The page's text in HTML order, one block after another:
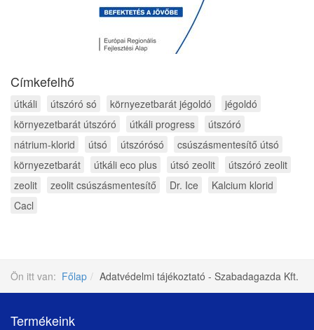
Címkefelhő
útkáli útszóró só környezetbarát jégoldó
jégoldó
környezetbarát útszóró
útkáli progress
útszóró
nátrium-klorid
útsó útszórósó
csúszásmentesítő útsó
környezetbarát
útkáli eco plus útsó zeolit
útszóró zeolit
zeolit
zeolit csúszásmentesítő Dr. Ice
Kalcium klorid
Cacl
Ön itt van: Főlap Adatvédelmi tájékoztató - Szabadagazda Kft.
Termékeink